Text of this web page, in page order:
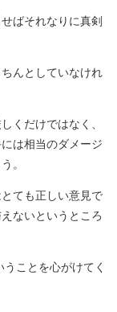
ばそれなりに真剣
んとしていなけれ
くだけではなく、
は相当のダメージ
。
ても正しい意見で
ないというところ
ことを心がけてく